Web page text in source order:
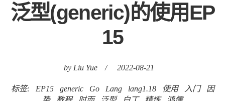
泛型(generic)的使用EP
15
by Liu Yue / 2022-08-21
标签: EP15 generic Go Lang lang1.18 使用 入门
因